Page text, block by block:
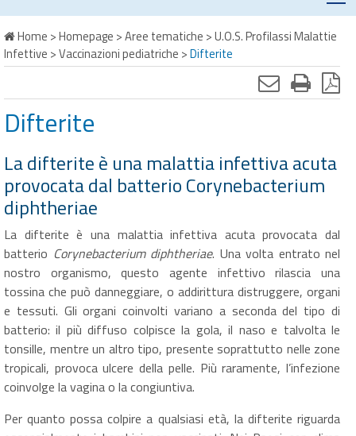
Home >Homepage >Aree tematiche >U.O.S. Profilassi Malattie
Infettive >Vaccinazioni pediatriche >Difterite
Difterite
La difterite è una malattia infettiva acuta
provocata dal batterio Corynebacterium
diphtheriae
La difterite è una malattia infettiva acuta provocata dal
batterio Corynebacterium diphtheriae. Una volta entrato nel
nostro organismo, questo agente infettivo rilascia una
tossina che può danneggiare, o addirittura distruggere, organi
e tessuti. Gli organi coinvolti variano a seconda del tipo di
batterio: il più diffuso colpisce la gola, il naso e talvolta le
tonsille, mentre un altro tipo, presente soprattutto nelle zone
tropicali, provoca ulcere della pelle. Più raramente, l’infezione
coinvolge la vagina o la congiuntiva.
Per quanto possa colpire a qualsiasi età, la difterite riguarda